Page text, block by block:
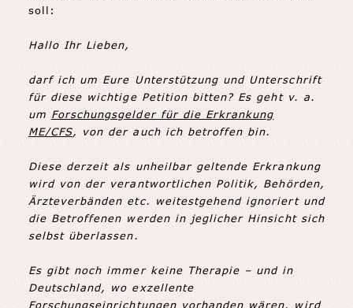
soll:
Hallo Ihr Lieben,
darf ich um Eure Unterstützung und Unterschrift
für diese wichtige Petition bitten? Es geht v. a.
um Forschungsgelder für die Erkrankung
ME/CFS, von der auch ich betroffen bin.
Diese derzeit als unheilbar geltende Erkrankung
wird von der verantwortlichen Politik, Behörden,
Ärzteverbänden etc. weitestgehend ignoriert und
die Betroffenen werden in jeglicher Hinsicht sich
selbst überlassen.
Es gibt noch immer keine Therapie – und in
Deutschland, wo exzellente
Forschungseinrichtungen vorhanden wären, wird